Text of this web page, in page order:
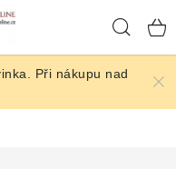
Při nákupu nad